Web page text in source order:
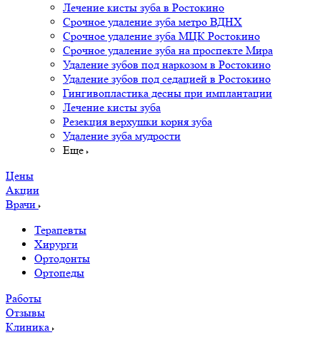
Лечение кисты зуба в Ростокино
Срочное удаление зуба метро ВДНХ
Срочное удаление зуба МЦК Ростокино
Срочное удаление зуба на проспекте Мира
Удаление зубов под наркозом в Ростокино
Удаление зубов под седацией в Ростокино
Гингивопластика десны при имплантации
Лечение кисты зуба
Резекция верхушки корня зуба
Удаление зуба мудрости
Еще
Цены
Акции
Врачи
Терапевты
Хирурги
Ортодонты
Ортопеды
Работы
Отзывы
Клиника